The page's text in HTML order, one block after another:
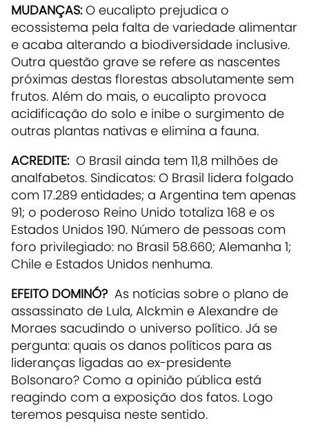
MUDANÇAS:O eucalipto prejudica o
ecossistema pela falta de variedade alimentar
e acaba alterando a biodiversidade inclusive.
Outra questão grave se refere as nascentes
próximas destas florestas absolutamente sem
frutos. Além do mais, o eucalipto provoca
acidificação do solo e inibe o surgimento de
outras plantas nativas e elimina a fauna.
ACREDITE: O Brasil ainda tem 11,8 milhões de
analfabetos. Sindicatos: O Brasil lidera folgado
com 17.289 entidades; a Argentina tem apenas
91; o poderoso Reino Unido totaliza 168 e os
Estados Unidos 190. Número de pessoas com
foro privilegiado: no Brasil 58.660; Alemanha 1;
Chile e Estados Unidos nenhuma.
EFEITO DOMINÓ? As notícias sobre o plano de
assassinato de Lula, Alckmin e Alexandre de
Moraes sacudindo o universo político. Já se
pergunta: quais os danos políticos para as
lideranças ligadas ao ex-presidente
Bolsonaro? Como a opinião pública está
reagindo com a exposição dos fatos. Logo
teremos pesquisa neste sentido.